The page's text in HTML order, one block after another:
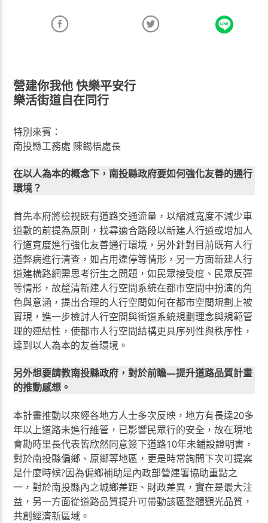
營建你我他 快樂平安行
樂活街道自在同行
特別來賓：
南投縣工務處 陳錫梧處長
在以人為本的概念下，南投縣政府要如何強化友善的通行
環境？
首先本府將檢視既有道路交通流量，以縮減寬度不減少車
道數的前提為原則，找尋適合路段以新建人行道或增加人
行道寬度進行強化友善通行環境，另外針對目前既有人行
道弊病進行清查，如占用違停等情形，另一方面新建人行
道建構路網需思考衍生之問題，如民眾接受度、民眾反彈
等情形，故釐清新建人行空間系統在都市空間中扮演的角
色與意涵，提出合理的人行空間如何在都市空間規劃上被
實現，進一步檢討人行空間與街道系統規劃理念與規範管
理的連結性，使都市人行空間結構更具序列性與秩序性，
達到以人為本的友善環境。
另外想要請教南投縣政府，對於前瞻—提升道路品質計畫
的推動感想。
本計畫推動以來經各地方人士多次反映，地方有長達20多
年以上道路未進行維管，已影響民眾行的安全，故在現地
會勘時里長代表皆欣然同意簽下道路10年未鋪設證明書，
對於南投縣偏鄉、原鄉等地區，更是時常詢問下次可提案
是什麼時候?因為偏鄉補助是內政部營建署協助重點之
一，對於南投縣內之城鄉差距、財政差異，實在是最大注
益，另一方面從道路品質提升可帶動該區整體觀光品質，
共創經濟新區域。